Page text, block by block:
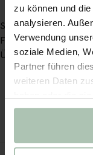
zu können und
analysieren.
Verwendung
soziale Medien,
Partner führen
weiteren Daten
gesammelt haben.
Service
Filiale
Über Sissy-Boy